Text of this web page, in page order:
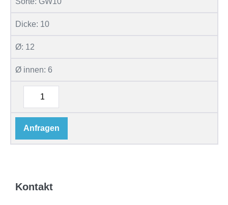
Dicke: 10
Ø: 12
Ø innen: 6
Anfragen
Kontakt